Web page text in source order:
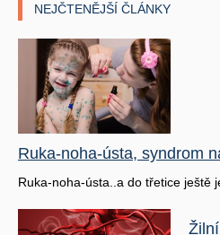
NEJČTENĚJŠÍ ČLÁNKY
Ruka-noha-ústa, syndrom
Ruka-noha-ústa..a do třetice ještě